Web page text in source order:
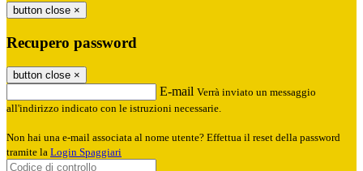
button close ×
Recupero password
button close ×
E-mail Verrà inviato un messaggio
all'indirizzo indicato con le istruzioni necessarie.
Non hai una e-mail associata al nome utente? Effettua il reset della password
tramite la Login Spaggiari